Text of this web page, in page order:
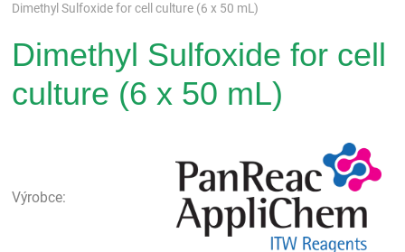
Dimethyl Sulfoxide for cell culture (6 x 50 mL)
Dimethyl Sulfoxide for cell
culture (6 x 50 mL)
Výrobce: